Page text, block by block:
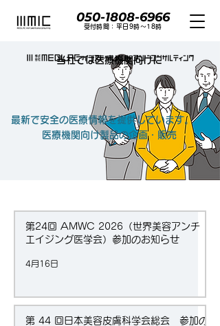
050-1808-6966
​受付時間：平日9時〜18時
当社では医療機関向けに
最新で安全の医療情報を提供しています。
​医療機関向け製品の企画・販売
第24回 AMWC 2026（世界美容アンチ
エイジング医学会）参加のお知らせ
4月16日
第 44 回日本美容皮膚科学会総会 参加の